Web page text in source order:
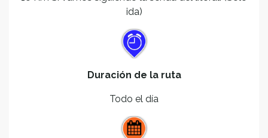
ida)
Duración de la ruta
Todo el día